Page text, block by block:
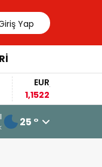
Yap
EUR/USD
1,1522-0,03%
Personeliyle
25 °